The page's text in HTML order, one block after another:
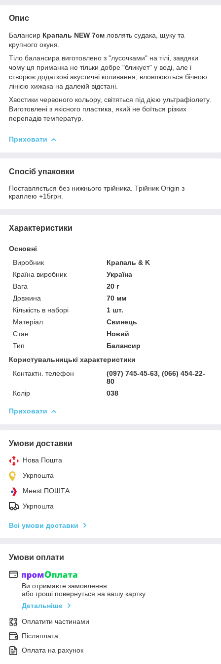
Опис
Балансир Крапаль NEW 7см ловлять судака, щуку та
крупного окуня.
Тіло балансира виготовлено з "лусочками" на тілі, завдяки
чому ця приманка не тільки добре "бликует" у воді, але і
створює додаткові акустичні коливання, вловлюються бічною
лінією хижака на далекій відстані.
Хвостики червоного кольору, світяться під дією ультрафіолету.
Виготовлені з якісного пластика, який не боїться різких
перепадів температур.
Приховати
Спосіб упаковки
Поставляється без нижнього трійника. Трійник Origin з
краплею +15грн.
Характеристики
Основні
Виробник
Крапаль & K
Країна виробник
Україна
Вага
20 г
Довжина
70 мм
Кількість в наборі
1 шт.
Матеріал
Свинець
Стан
Новий
Тип
Балансир
Користувальницькі характеристики
Контактн. телефон
(097) 745-45-63, (066) 454-22-
80
Колір
038
Приховати
Умови доставки
Нова Пошта
Укрпошта
Meest ПОШТА
Укрпошта
Всі умови доставки
Умови оплати
Ви отримаєте замовлення
або гроші повернуться на вашу картку
Детальніше
Оплатити частинами
Післяплата
Оплата на рахунок